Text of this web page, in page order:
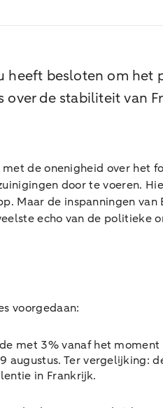
heeft besloten om
de stabiliteit van
de onenigheid over het
door te voeren.
Maar de inspanningen
echo van de politieke
voorgedaan:
met 3% vanaf het
Ter vergelijking:
in Frankrijk.